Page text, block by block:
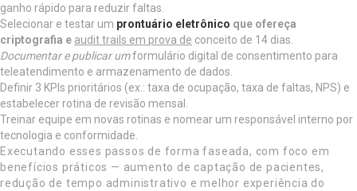
ganho rápido para reduzir faltas.
Selecionar e testar um prontuário eletrônico que ofereça
criptografia e audit trails em prova de conceito de 14 dias.
Documentar e publicar umformulário digital de consentimento para
teleatendimento e armazenamento de dados.
Definir 3 KPIs prioritários (ex.: taxa de ocupação, taxa de faltas, NPS) e
estabelecer rotina de revisão mensal.
Treinar equipe em novas rotinas e nomear um responsável interno por
tecnologia e conformidade.
Executando esses passos de forma faseada, com foco em
benefícios práticos — aumento de captação de pacientes,
redução de tempo administrativo e melhor experiência do